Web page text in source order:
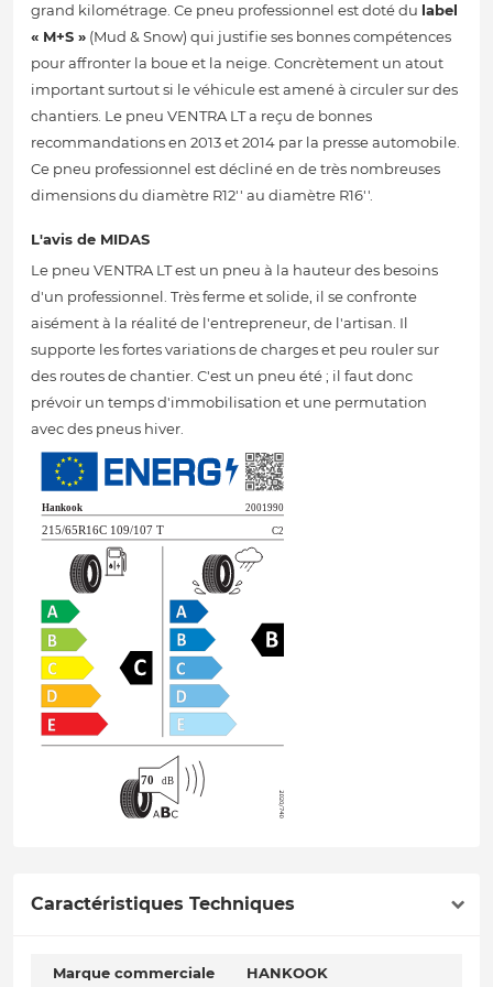
grand kilométrage. Ce pneu professionnel est doté du label
« M+S » (Mud & Snow) qui justifie ses bonnes compétences
pour affronter la boue et la neige. Concrètement un atout
important surtout si le véhicule est amené à circuler sur des
chantiers. Le pneu VENTRA LT a reçu de bonnes
recommandations en 2013 et 2014 par la presse automobile.
Ce pneu professionnel est décliné en de très nombreuses
dimensions du diamètre R12'' au diamètre R16''.
L'avis de MIDAS
Le pneu VENTRA LT est un pneu à la hauteur des besoins
d'un professionnel. Très ferme et solide, il se confronte
aisément à la réalité de l'entrepreneur, de l'artisan. Il
supporte les fortes variations de charges et peu rouler sur
des routes de chantier. C'est un pneu été ; il faut donc
prévoir un temps d'immobilisation et une permutation
avec des pneus hiver.
Caractéristiques Techniques
Marque commerciale HANKOOK